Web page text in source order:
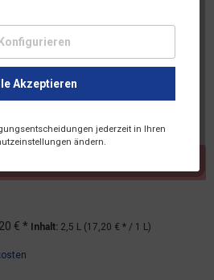
Akzeptieren
jederzeit in Ihren
ändern.
€ * Inhalt: 2,5 L (17,20 € * / 1 L)